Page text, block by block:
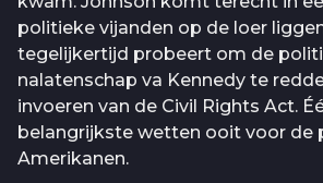
politieke vijanden op de loer
tegelijkertijd probeert om de
nalatenschap va Kennedy te
invoeren van de Civil Rights Act.
belangrijkste wetten ooit voor de
Amerikanen.